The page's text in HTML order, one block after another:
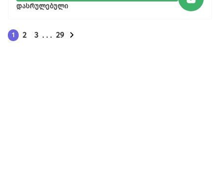
დასრულებული
1 2 3 . . . 29